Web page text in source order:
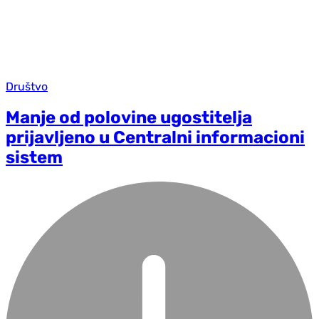
Društvo
Manje od polovine ugostitelja
prijavljeno u Centralni informacioni
sistem